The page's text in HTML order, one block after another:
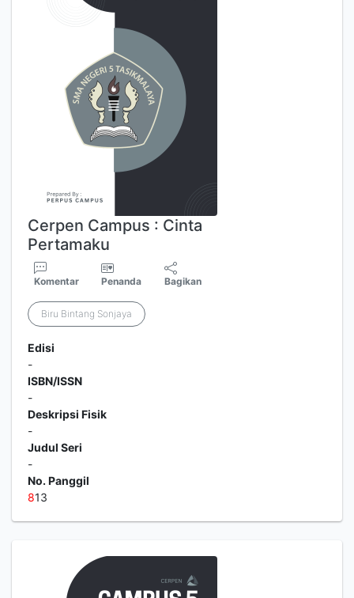
Cerpen Campus : Cinta
Pertamaku
Komentar Penanda Bagikan
Biru Bintang Sonjaya
Edisi
-
ISBN/ISSN
-
Deskripsi Fisik
-
Judul Seri
-
No. Panggil
813